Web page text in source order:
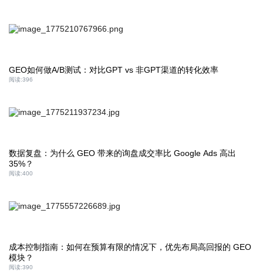
GEO如何做A/B测试：对比GPT vs 非GPT渠道的转化效率
阅读:396
数据复盘：为什么 GEO 带来的询盘成交率比 Google Ads 高出
35%？
阅读:400
成本控制指南：如何在预算有限的情况下，优先布局高回报的 GEO
模块？
阅读:390